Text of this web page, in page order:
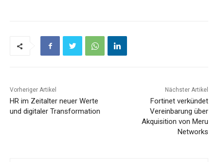
Vorheriger Artikel
HR im Zeitalter neuer Werte
und digitaler Transformation
Nächster Artikel
Fortinet verkündet
Vereinbarung über
Akquisition von Meru
Networks